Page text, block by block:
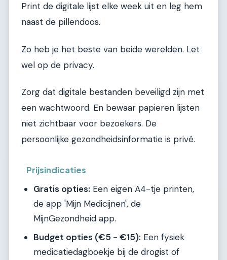
Print de digitale lijst elke week uit en leg hem
naast de pillendoos.
Zo heb je het beste van beide werelden. Let
wel op de privacy.
Zorg dat digitale bestanden beveiligd zijn met
een wachtwoord. En bewaar papieren lijsten
niet zichtbaar voor bezoekers. De
persoonlijke gezondheidsinformatie is privé.
Prijsindicaties
Gratis opties: Een eigen A4-tje printen,
de app 'Mijn Medicijnen', de
MijnGezondheid app.
Budget opties (€5 - €15): Een fysiek
medicatiedagboekje bij de drogist of